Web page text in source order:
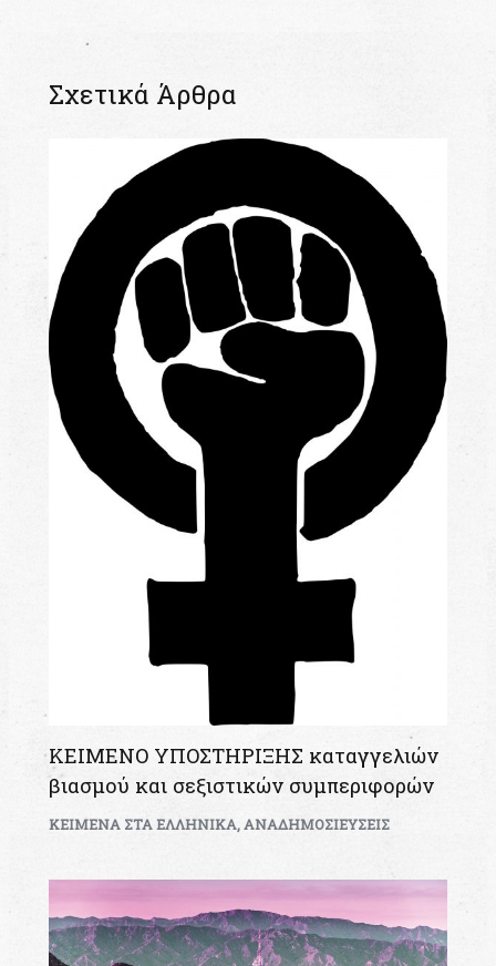
Σχετικά Άρθρα
ΚΕΙΜΕΝΟ ΥΠΟΣΤΗΡΙΞΗΣ καταγγελιών
βιασμού και σεξιστικών συμπεριφορών
KEIMENA ΣΤΑ ΕΛΛΗΝΙΚΑ,ΑΝΑΔΗΜΟΣΙΕΥΣΕΙΣ